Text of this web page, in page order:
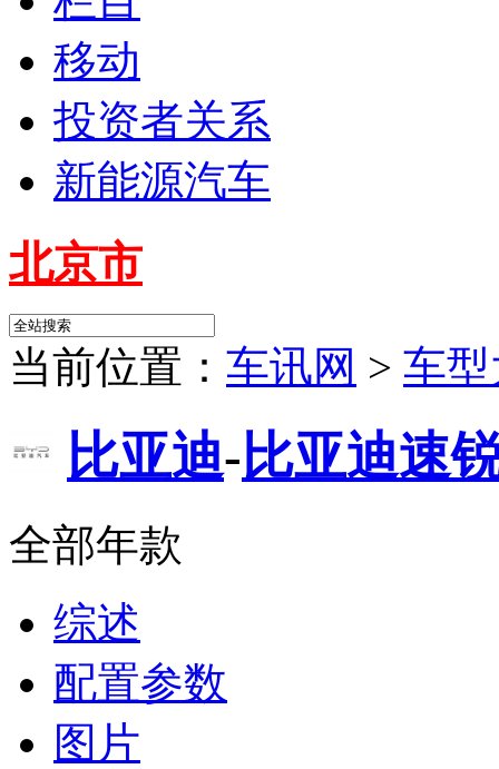
移动
投资者关系
新能源汽车
北京市
当前位置： 车讯网 > 车
比亚迪- 比亚迪速
全部年款
综述
配置参数
图片